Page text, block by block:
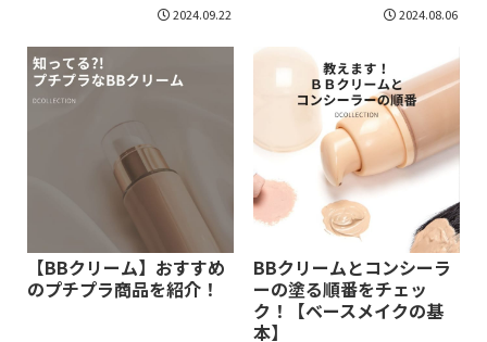
2024.09.22 2024.08.06
【BBクリーム】おすすめ
のプチプラ商品を紹介！
BBクリームとコンシーラ
ーの塗る順番をチェッ
ク！【ベースメイクの基
本】